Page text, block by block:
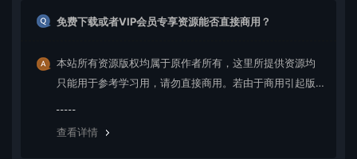
免费下载或者VIP会员专享资源能否直接商用？
本站所有资源版权均属于原作者所有，这里所提供资源均
只能用于参考学习用，请勿直接商用。若由于商用引起版
查看详情